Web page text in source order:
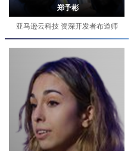
郑予彬
亚马逊云科技 资深开发者布道师